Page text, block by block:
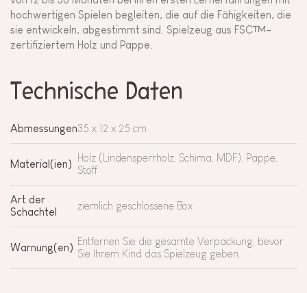
hochwertigen Spielen begleiten, die auf die Fähigkeiten, die
sie entwickeln, abgestimmt sind. Spielzeug aus FSC™-
zertifiziertem Holz und Pappe.
Technische Daten
Abmessungen35 x 12 x 25 cm
Material(ien)
Holz (Lindensperrholz, Schima, MDF), Pappe,
Stoff
Art der
Schachtel
ziemlich geschlossene Box
Warnung(en)
Entfernen Sie die gesamte Verpackung, bevor
Sie Ihrem Kind das Spielzeug geben.